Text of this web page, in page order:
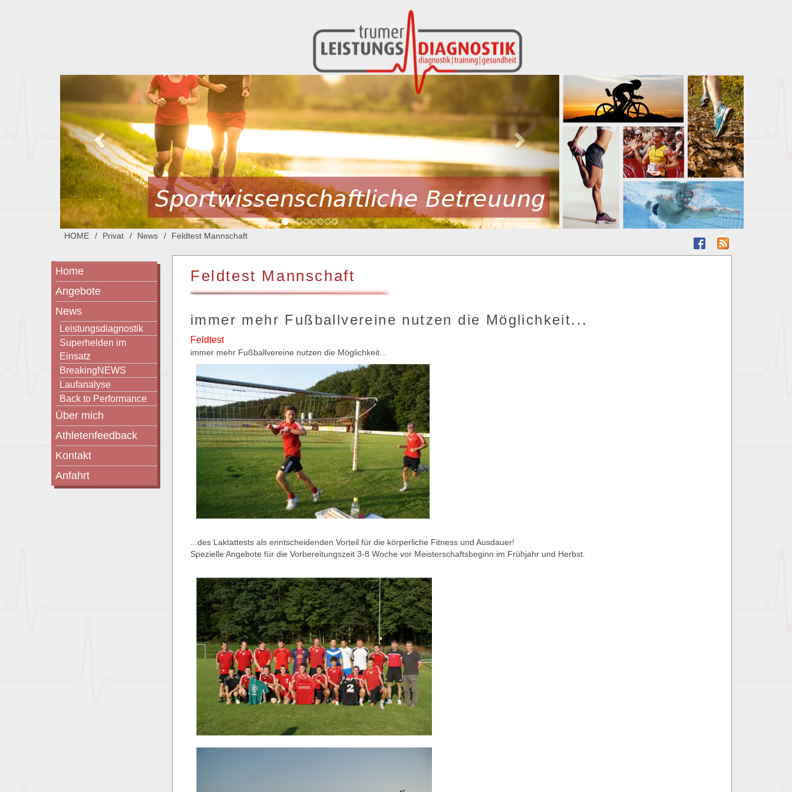
HOME Privat News Feldtest Mannschaft
Home
Angebote
News
Leistungsdiagnostik
Superhelden im
Einsatz
BreakingNEWS
Laufanalyse
Back to Performance
Über mich
Athletenfeedback
Kontakt
Anfahrt
Feldtest Mannschaft
immer mehr Fußballvereine nutzen die Möglichkeit...
Feldtest
immer mehr Fußballvereine nutzen die Möglichkeit...
...des Laktattests als enntscheidenden Vorteil für die körperliche Fitness und Ausdauer!
Spezielle Angebote für die Vorbereitungszeit 3-8 Woche vor Meisterschaftsbeginn im Frühjahr und Herbst.